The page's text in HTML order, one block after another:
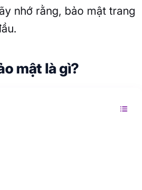
nhớ rằng, bảo mật trang
mật là gì?